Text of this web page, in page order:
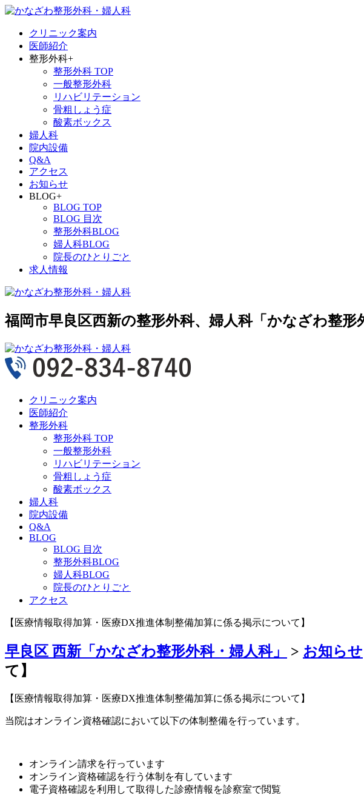
クリニック案内
医師紹介
整形外科+
整形外科 TOP
一般整形外科
リハビリテーション
骨粗しょう症
酸素ボックス
婦人科
院内設備
Q&A
アクセス
お知らせ
BLOG+
BLOG TOP
BLOG 目次
整形外科BLOG
婦人科BLOG
院長のひとりごと
求人情報
福岡市早良区西新の整形外科、婦人科「かなざわ整形
クリニック案内
医師紹介
整形外科
整形外科 TOP
一般整形外科
リハビリテーション
骨粗しょう症
酸素ボックス
婦人科
院内設備
Q&A
BLOG
BLOG 目次
整形外科BLOG
婦人科BLOG
院長のひとりごと
アクセス
【医療情報取得加算・医療DX推進体制整備加算に係る掲示について】
早良区 西新「かなざわ整形外科・婦人科」 > お知らせ
て】
【医療情報取得加算・医療DX推進体制整備加算に係る掲示について】
当院はオンライン資格確認において以下の体制整備を行っています。
オンライン請求を行っています
オンライン資格確認を行う体制を有しています
電子資格確認を利用して取得した診療情報を診察室で閲覧